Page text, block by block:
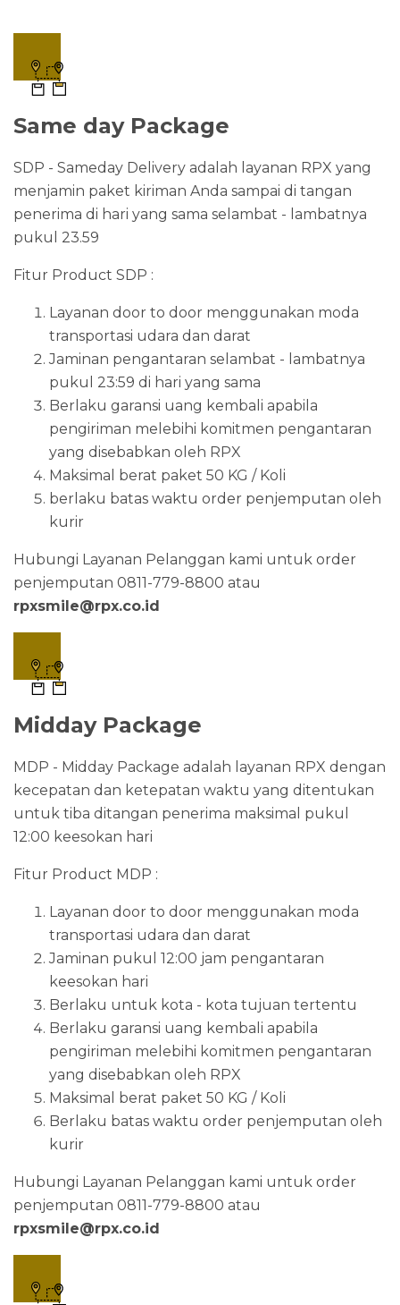
Same day Package
SDP - Sameday Delivery adalah layanan RPX yang
menjamin paket kiriman Anda sampai di tangan
penerima di hari yang sama selambat - lambatnya
pukul 23.59
Fitur Product SDP :
Layanan door to door menggunakan moda
transportasi udara dan darat
Jaminan pengantaran selambat - lambatnya
pukul 23:59 di hari yang sama
Berlaku garansi uang kembali apabila
pengiriman melebihi komitmen pengantaran
yang disebabkan oleh RPX
Maksimal berat paket 50 KG / Koli
berlaku batas waktu order penjemputan oleh
kurir
Hubungi Layanan Pelanggan kami untuk order
penjemputan 0811-779-8800 atau
rpxsmile@rpx.co.id
Midday Package
MDP - Midday Package adalah layanan RPX dengan
kecepatan dan ketepatan waktu yang ditentukan
untuk tiba ditangan penerima maksimal pukul
12:00 keesokan hari
Fitur Product MDP :
Layanan door to door menggunakan moda
transportasi udara dan darat
Jaminan pukul 12:00 jam pengantaran
keesokan hari
Berlaku untuk kota - kota tujuan tertentu
Berlaku garansi uang kembali apabila
pengiriman melebihi komitmen pengantaran
yang disebabkan oleh RPX
Maksimal berat paket 50 KG / Koli
Berlaku batas waktu order penjemputan oleh
kurir
Hubungi Layanan Pelanggan kami untuk order
penjemputan 0811-779-8800 atau
rpxsmile@rpx.co.id